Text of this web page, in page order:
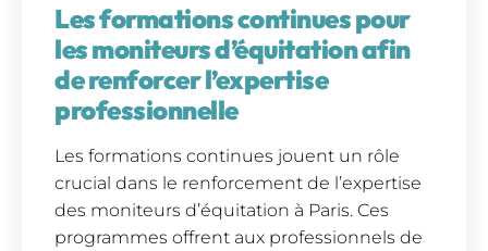
Les formations continues pour
les moniteurs d’équitation afin
de renforcer l’expertise
professionnelle
Les formations continues jouent un rôle
crucial dans le renforcement de l’expertise
des moniteurs d’équitation à Paris. Ces
programmes offrent aux professionnels de